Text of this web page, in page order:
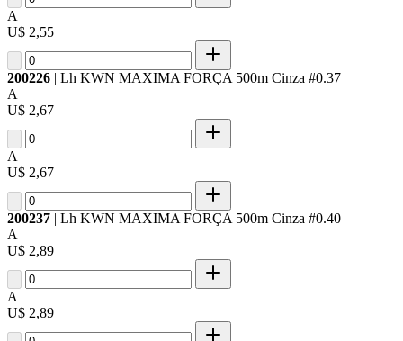
A
U$ 2,55
200226 | Lh KWN MAXIMA FORÇA 500m Cinza #0.37
A
U$ 2,67
A
U$ 2,67
200237 | Lh KWN MAXIMA FORÇA 500m Cinza #0.40
A
U$ 2,89
A
U$ 2,89